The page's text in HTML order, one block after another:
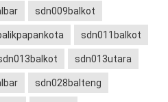
sdn009balkot
sdn011balkot
sdn013utara
sdn028balteng